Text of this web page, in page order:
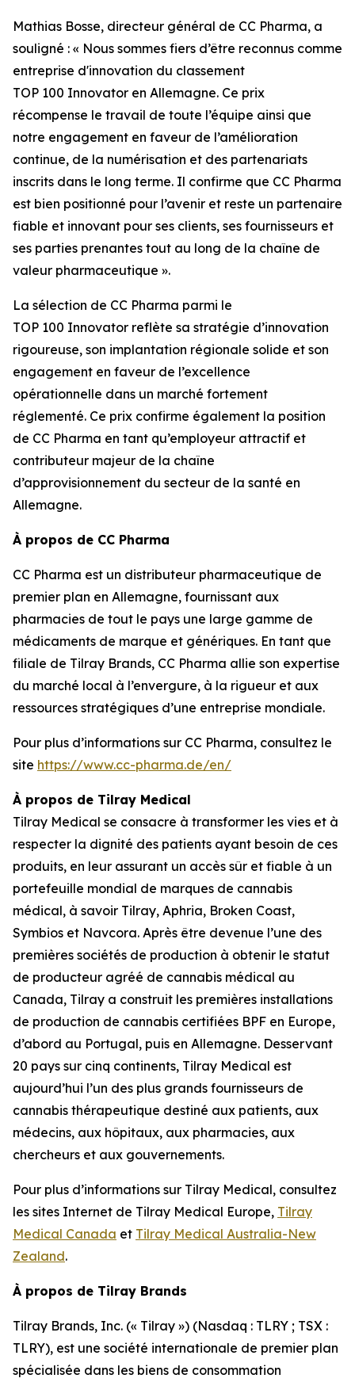
Mathias Bosse, directeur général de CC Pharma, a
souligné : « Nous sommes fiers d’être reconnus comme
entreprise d'innovation du classement
TOP 100 Innovator en Allemagne. Ce prix
récompense le travail de toute l’équipe ainsi que
notre engagement en faveur de l’amélioration
continue, de la numérisation et des partenariats
inscrits dans le long terme. Il confirme que CC Pharma
est bien positionné pour l’avenir et reste un partenaire
fiable et innovant pour ses clients, ses fournisseurs et
ses parties prenantes tout au long de la chaîne de
valeur pharmaceutique ».
La sélection de CC Pharma parmi le
TOP 100 Innovator reflète sa stratégie d’innovation
rigoureuse, son implantation régionale solide et son
engagement en faveur de l’excellence
opérationnelle dans un marché fortement
réglementé. Ce prix confirme également la position
de CC Pharma en tant qu’employeur attractif et
contributeur majeur de la chaîne
d’approvisionnement du secteur de la santé en
Allemagne.
À propos de CC Pharma
CC Pharma est un distributeur pharmaceutique de
premier plan en Allemagne, fournissant aux
pharmacies de tout le pays une large gamme de
médicaments de marque et génériques. En tant que
filiale de Tilray Brands, CC Pharma allie son expertise
du marché local à l’envergure, à la rigueur et aux
ressources stratégiques d’une entreprise mondiale.
Pour plus d’informations sur CC Pharma, consultez le
site https://www.cc-pharma.de/en/
À propos de Tilray Medical
Tilray Medical se consacre à transformer les vies et à
respecter la dignité des patients ayant besoin de ces
produits, en leur assurant un accès sûr et fiable à un
portefeuille mondial de marques de cannabis
médical, à savoir Tilray, Aphria, Broken Coast,
Symbios et Navcora. Après être devenue l’une des
premières sociétés de production à obtenir le statut
de producteur agréé de cannabis médical au
Canada, Tilray a construit les premières installations
de production de cannabis certifiées BPF en Europe,
d’abord au Portugal, puis en Allemagne. Desservant
20 pays sur cinq continents, Tilray Medical est
aujourd’hui l’un des plus grands fournisseurs de
cannabis thérapeutique destiné aux patients, aux
médecins, aux hôpitaux, aux pharmacies, aux
chercheurs et aux gouvernements.
Pour plus d’informations sur Tilray Medical, consultez
les sites Internet de Tilray Medical Europe, Tilray
Medical Canada et Tilray Medical Australia-New
Zealand.
À propos de Tilray Brands
Tilray Brands, Inc. (« Tilray ») (Nasdaq : TLRY ; TSX :
TLRY), est une société internationale de premier plan
spécialisée dans les biens de consommation